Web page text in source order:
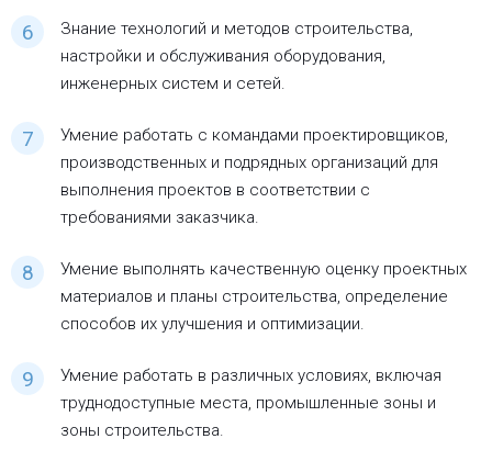
Знание технологий и методов строительства,
настройки и обслуживания оборудования,
инженерных систем и сетей.
Умение работать с командами проектировщиков,
производственных и подрядных организаций для
выполнения проектов в соответствии с
требованиями заказчика.
Умение выполнять качественную оценку проектных
материалов и планы строительства, определение
способов их улучшения и оптимизации.
Умение работать в различных условиях, включая
труднодоступные места, промышленные зоны и
зоны строительства.